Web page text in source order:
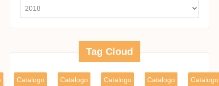
Tag Cloud
Catalogo
Catalogo
Catalogo
Catalogo
Catalogo